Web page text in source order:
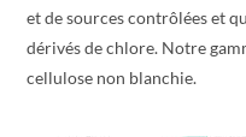
et de sources contrôlées et
dérivés de chlore. Notre
cellulose non blanchie.